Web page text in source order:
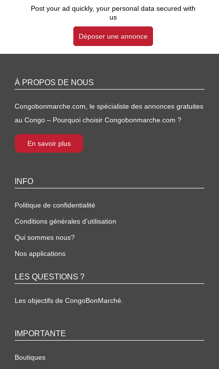
Post your ad quickly, your personal data secured with
us
Déposer une annonce
À PROPOS DE NOUS
Congobonmarche.com, le spécialiste des annonces gratuites
au Congo – Pourquoi choisir Congobonmarche.com ?
En savoir plus
INFO
Politique de confidentialité
Conditions générales d’utilisation
Qui sommes nous?
Nos applications
LES QUESTIONS ?
Les objectifs de CongoBonMarché.
IMPORTANTE
Boutiques